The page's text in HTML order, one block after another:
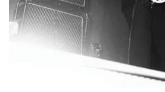
HISTORIE - ...PO BEATLES
NÁSTROJE - LENNON